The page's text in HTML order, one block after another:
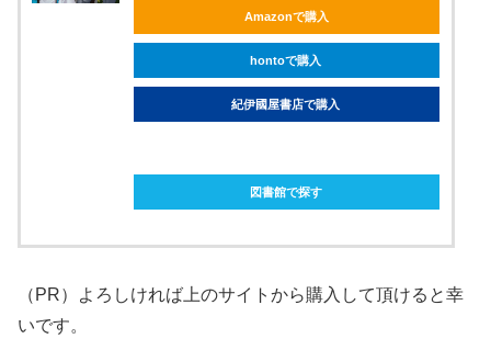
Amazonで購入
hontoで購入
紀伊國屋書店で購入
図書館で探す
（PR）よろしければ上のサイトから購入して頂けると幸
いです。